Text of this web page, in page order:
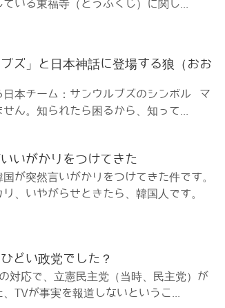
いる東福寺（とうふくじ）に関し...
ズ」と日本神話に登場する狼（おお
日本チーム：サンウルブズのシンボル マ
ん。知られたら困るから、知って...
いがかりをつけてきた
が突然言いがかりをつけてきた件です。
、いやがらせときたら、韓国人です。
どい政党でした？
対応で、立憲民主党（当時、民主党）が
TVが事実を報道しないというこ...